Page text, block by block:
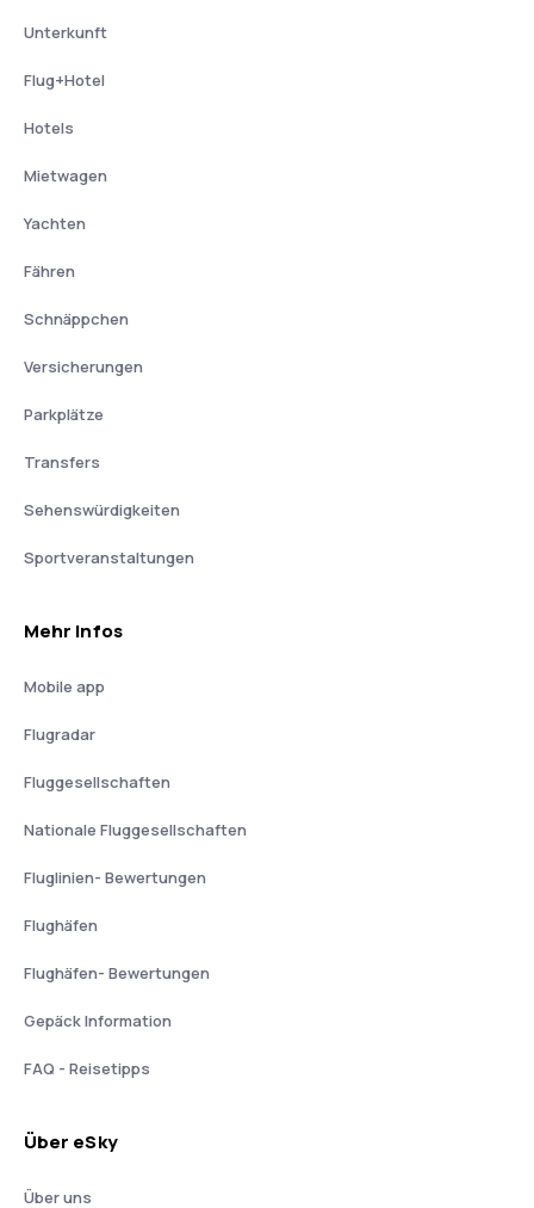
Unterkunft
Flug+Hotel
Hotels
Mietwagen
Yachten
Fähren
Schnäppchen
Versicherungen
Parkplätze
Transfers
Sehenswürdigkeiten
Sportveranstaltungen
Mehr Infos
Mobile app
Flugradar
Fluggesellschaften
Nationale Fluggesellschaften
Fluglinien- Bewertungen
Flughäfen
Flughäfen- Bewertungen
Gepäck Information
FAQ - Reisetipps
Über eSky
Über uns